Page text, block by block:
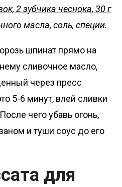
2 зубчика чеснока, 30 г
масла, соль, специи.
шпинат прямо на
сливочное масло,
через пресс
5-6 минут, влей сливки
чего убавь огонь,
и туши соус до его
для